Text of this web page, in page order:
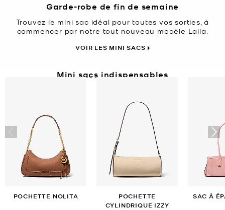
Garde-robe de fin de semaine
Trouvez le mini sac idéal pour toutes vos sorties, à
commencer par notre tout nouveau modèle Laila.
VOIR LES MINI SACS
Mini sacs indispensables
POCHETTE NOLITA
POCHETTE
CYLINDRIQUE IZZY
SAC À